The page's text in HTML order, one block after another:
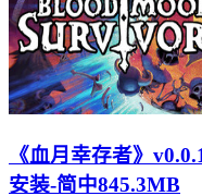
《血月幸存者》
安装-简中845.3MB